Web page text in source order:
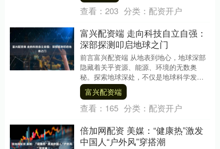
查看： 203 分类： 配资开户
富兴配资端 走向科技自立自强：
深部探测叩启地球之门
前言富兴配资端 从地表到地心，地球深部
隐藏着关乎资源、能源、环境的无数奥
秘。探索地球深处，不仅是地球科学发展
的必然追求，更是为实现 “两个一百年” 奋
斗目标、中....
富兴配资端
查看： 165 分类： 配资开户
倍加网配资 美媒：“健康热”激发
中国人“户外风”穿搭潮